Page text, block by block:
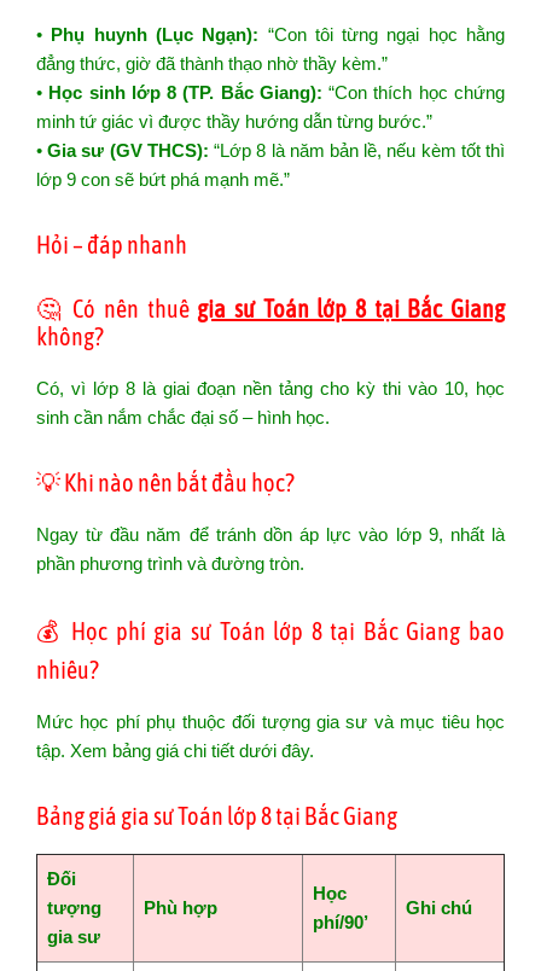
• Phụ huynh (Lục Ngạn): “Con tôi từng ngại học hằng
đẳng thức, giờ đã thành thạo nhờ thầy kèm.”
• Học sinh lớp 8 (TP. Bắc Giang): “Con thích học chứng
minh tứ giác vì được thầy hướng dẫn từng bước.”
•Gia sư (GV THCS): “Lớp 8 là năm bản lề, nếu kèm tốt thì
lớp 9 con sẽ bứt phá mạnh mẽ.”
Hỏi – đáp nhanh
🤔 Có nên thuê gia sư Toán lớp 8 tại Bắc Giang
không?
Có, vì lớp 8 là giai đoạn nền tảng cho kỳ thi vào 10, học
sinh cần nắm chắc đại số – hình học.
💡 Khi nào nên bắt đầu học?
Ngay từ đầu năm để tránh dồn áp lực vào lớp 9, nhất là
phần phương trình và đường tròn.
💰 Học phí gia sư Toán lớp 8 tại Bắc Giang bao
nhiêu?
Mức học phí phụ thuộc đối tượng gia sư và mục tiêu học
tập. Xem bảng giá chi tiết dưới đây.
Bảng giá gia sư Toán lớp 8 tại Bắc Giang
Đối
tượng
gia sư
Phù hợp
Học
phí/90’
Ghi chú